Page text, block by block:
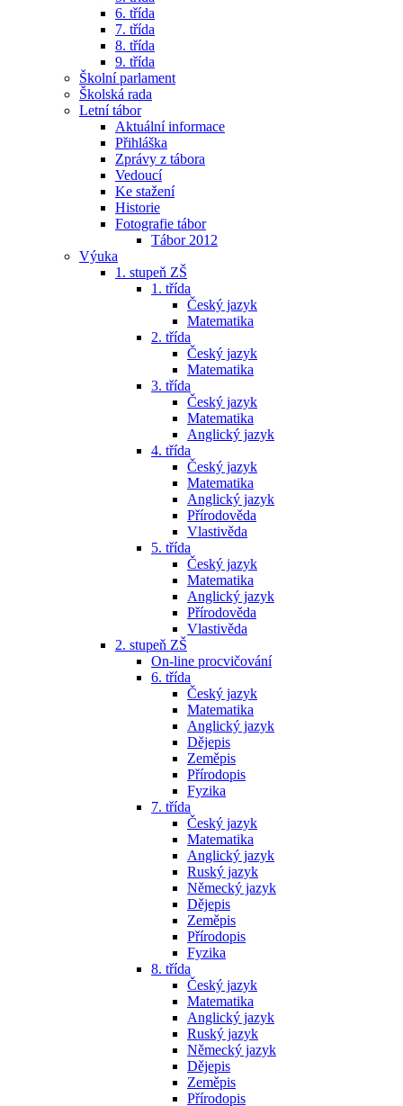
6. třída
7. třída
8. třída
9. třída
Školní parlament
Školská rada
Letní tábor
Aktuální informace
Přihláška
Zprávy z tábora
Vedoucí
Ke stažení
Historie
Fotografie tábor
Tábor 2012
Výuka
1. stupeň ZŠ
1. třída
Český jazyk
Matematika
2. třída
Český jazyk
Matematika
3. třída
Český jazyk
Matematika
Anglický jazyk
4. třída
Český jazyk
Matematika
Anglický jazyk
Přírodověda
Vlastivěda
5. třída
Český jazyk
Matematika
Anglický jazyk
Přírodověda
Vlastivěda
2. stupeň ZŠ
On-line procvičování
6. třída
Český jazyk
Matematika
Anglický jazyk
Dějepis
Zeměpis
Přírodopis
Fyzika
7. třída
Český jazyk
Matematika
Anglický jazyk
Ruský jazyk
Německý jazyk
Dějepis
Zeměpis
Přírodopis
Fyzika
8. třída
Český jazyk
Matematika
Anglický jazyk
Ruský jazyk
Německý jazyk
Dějepis
Zeměpis
Přírodopis